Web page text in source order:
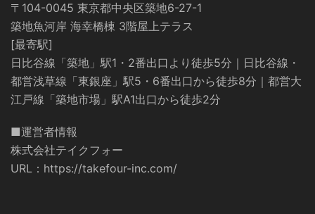
〒104-0045 東京都中央区築地6-27-1
築地魚河岸 海幸橋棟 3階屋上テラス
[最寄駅]
日比谷線「築地」駅1・2番出口より徒歩5分｜日比谷線・
都営浅草線「東銀座」駅5・6番出口から徒歩8分｜都営大
江戸線「築地市場」駅A1出口から徒歩2分
■運営者情報
株式会社テイクフォー
URL： https://takefour-inc.com/